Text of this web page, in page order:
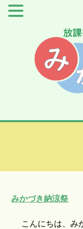
みかづき納涼祭
こんにちは、み